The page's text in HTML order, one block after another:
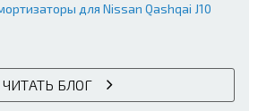
для Nissan Qashqai J10
ЧИТАТЬ БЛОГ